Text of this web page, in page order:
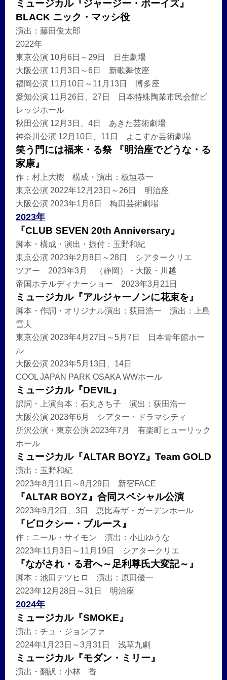
ミュージカル『ジャージー・ボーイズ』
BLACK ニック・マッシ役
演出：藤田俊太郎
2022年
東京公演 10月6日～29日 日生劇場
大阪公演 11月3日～6日 新歌舞伎座
福岡公演 11月10日～11月13日 博多座
愛知公演 11月26日、27日 日本特殊陶業市民会館ビ
レッジホール
秋田公演 12月3日、4日 あきた芸術劇場
神奈川公演 12月10日、11日 よこすか芸術劇場
笑う門には福来・る祭 『明治座でどうな・る
家康』
作：村上大樹 構成・演出：板垣恭一
東京公演 2022年12月23日～26日 明治座
大阪公演 2023年1月8日 梅田芸術劇場
2023年
『CLUB SEVEN 20th Anniversary』
脚本・構成・演出・振付：玉野和紀
東京公演 2023年2月8日～28日 シアタークリエ
ツアー 2023年3月 （静岡）・大阪・川越
帝国ホテルディナーショー 2023年3月21日
ミュージカル『アルジャーノンに花束を』
脚本・作詞・オリジナル演出：荻田浩一 演出：上島
雪夫
東京公演 2023年4月27日～5月7日 日本青年館ホー
ル
大阪公演 2023年5月13日、14日
COOL JAPAN PARK OSAKA WWホール
ミュージカル『DEVIL』
訳詞・上演台本：石丸さち子 演出：荻田浩一
大阪公演 2023年6月 シアター・ドラマシティ
所沢公演・東京公演 2023年7月 有楽町ヒューリック
ホール
ミュージカル『ALTAR BOYZ』Team GOLD
演出：玉野和紀
2023年8月11日～8月29日 新宿FACE
『ALTAR BOYZ』合同スペシャル公演
2023年9月2日、3日 恵比寿ザ・ガーデンホール
『ビロクシー・ブルース』
作：ニール・サイモン 演出：小山ゆうな
2023年11月3日～11月19日 シアタークリエ
『ながされ・る君へ～足利尊氏大変記～』
脚本：池田テツヒロ 演出：原田優一
2023年12月28日～31日 明治座
2024年
ミュージカル『SMOKE』
演出：チュ・ジョンファ
2024年1月23日～3月31日 浅草九劇
ミュージカル『モダン・ミリー』
演出・翻訳：小林 香